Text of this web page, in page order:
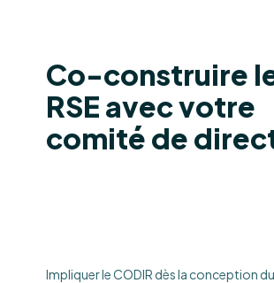
Co-construire
RSE avec votre
comité de
Impliquer le CODIR dès la conception